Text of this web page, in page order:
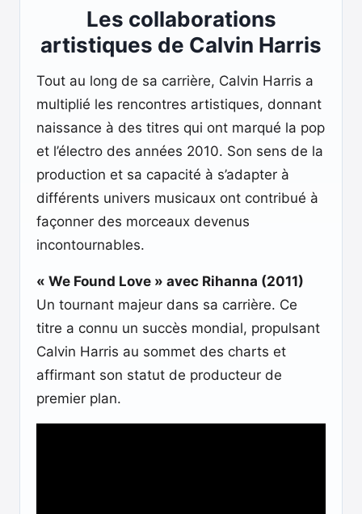
Les collaborations
artistiques de Calvin Harris
Tout au long de sa carrière, Calvin Harris a
multiplié les rencontres artistiques, donnant
naissance à des titres qui ont marqué la pop
et l’électro des années 2010. Son sens de la
production et sa capacité à s’adapter à
différents univers musicaux ont contribué à
façonner des morceaux devenus
incontournables.
« We Found Love » avec Rihanna (2011)
Un tournant majeur dans sa carrière. Ce
titre a connu un succès mondial, propulsant
Calvin Harris au sommet des charts et
affirmant son statut de producteur de
premier plan.